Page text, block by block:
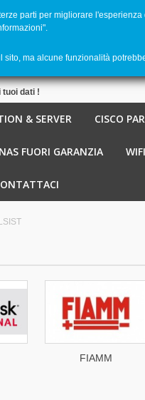
tuoi dati !
& SERVER CISCO
FUORI GARANZIA
FIAMM
parti per migliorare
ma alcune funzionalità